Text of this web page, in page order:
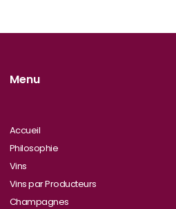
Menu
Accueil
Philosophie
Vins
Vins par Producteurs
Champagnes